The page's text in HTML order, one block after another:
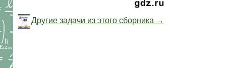
Другие задачи из этого сборника →